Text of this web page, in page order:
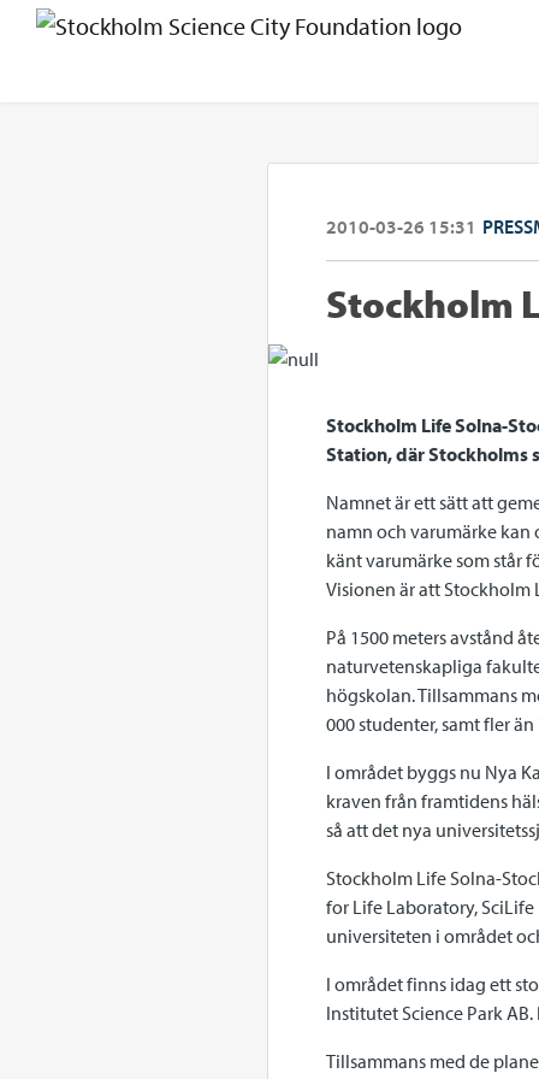
2010-03-26 15:31
Stockholm
Stockholm Life Solna-
Station, där Stockholms
Namnet är ett sätt att
namn och varumärke
känt varumärke som står
Visionen är att Stockholm
På 1500 meters avstånd
naturvetenskapliga
högskolan. Tillsammans
000 studenter, samt fler än
I området byggs nu Nya
kraven från framtidens
så att det nya
Stockholm Life Solna-
for Life Laboratory,
universiteten i området
I området finns idag ett
Institutet Science Park
Tillsammans med de